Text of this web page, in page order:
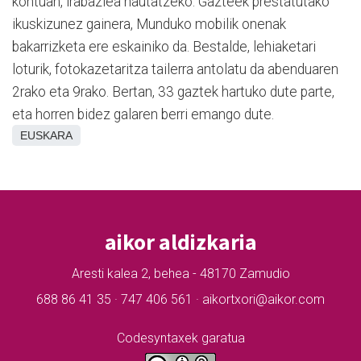
ikuskizunez gainera, Munduko mobilik onenak
bakarrizketa ere eskainiko da. Bestalde, lehiaketari
loturik, fotokazetaritza tailerra antolatu da abenduaren
2rako eta 9rako. Bertan, 33 gaztek hartuko dute parte,
eta horren bidez galaren berri emango dute.
EUSKARA
aikor aldizkaria
Aresti kalea 2, behea - 48170 Zamudio
688 86 41 35 · 747 406 561 · aikortxori@aikor.com
Codesyntaxek garatua